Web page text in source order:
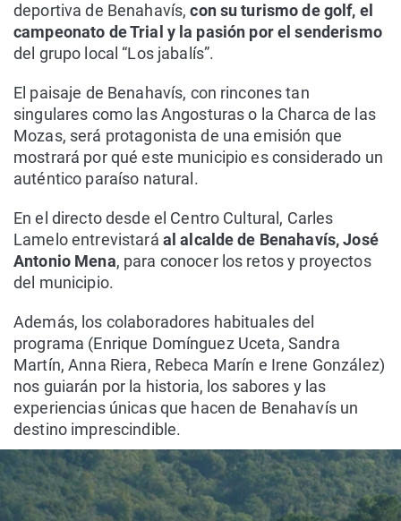
deportiva de Benahavís,con su turismo de golf, el
campeonato de Trial y la pasión por el senderismo
del grupo local “Los jabalís”.
El paisaje de Benahavís, con rincones tan
singulares como las Angosturas o la Charca de las
Mozas, será protagonista de una emisión que
mostrará por qué este municipio es considerado un
auténtico paraíso natural.
En el directo desde el Centro Cultural, Carles
Lamelo entrevistará al alcalde de Benahavís, José
Antonio Mena, para conocer los retos y proyectos
del municipio.
Además, los colaboradores habituales del
programa (Enrique Domínguez Uceta, Sandra
Martín, Anna Riera, Rebeca Marín e Irene González)
nos guiarán por la historia, los sabores y las
experiencias únicas que hacen de Benahavís un
destino imprescindible.